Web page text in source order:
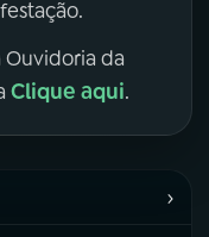
Ouvidoria da
Clique aqui.
›